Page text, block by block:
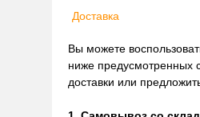
Доставка
Вы можете
ниже предусмотренных
доставки или